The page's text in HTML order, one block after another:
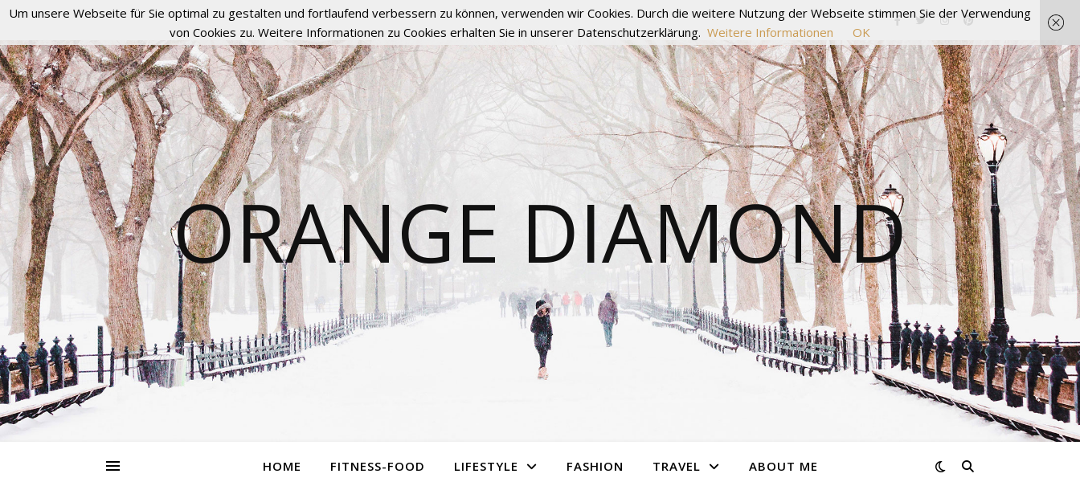
ORANGE DIAMOND
HOME FITNESS-FOOD LIFESTYLE FASHION TRAVEL ABOUT ME
Um unsere Webseite für Sie optimal zu gestalten und fortlaufend verbessern zu können, verwenden wir Cookies. Durch die weitere Nutzung der Webseite stimmen Sie der Verwendung
von Cookies zu. Weitere Informationen zu Cookies erhalten Sie in unserer Datenschutzerklärung. Weitere Informationen OK